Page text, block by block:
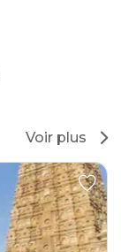
Voir plus